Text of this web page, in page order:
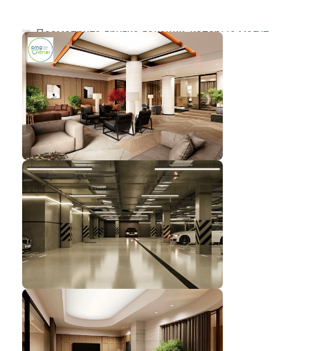
Посмотрите другие локации, которые могут
подходить под ваш запрос